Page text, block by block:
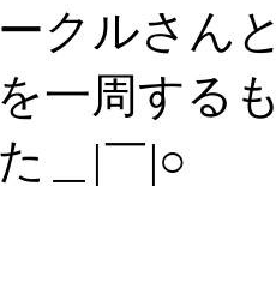
クルさん
一周する
＿|￣|○